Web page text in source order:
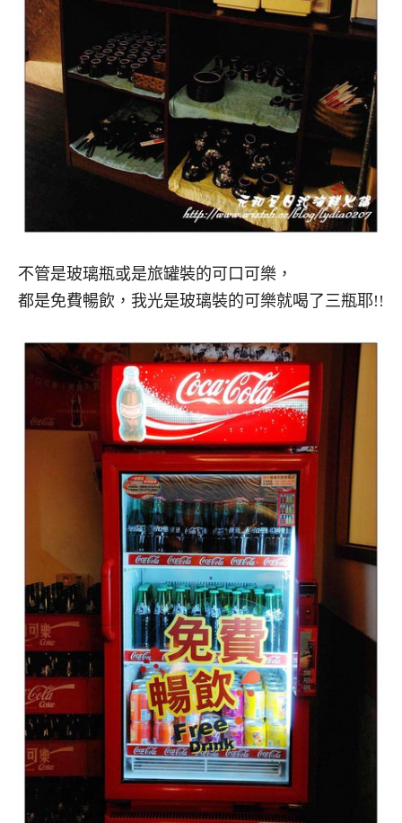
不管是玻璃瓶或是旅罐裝的可口可樂，
都是免費暢飲，我光是玻璃裝的可樂就喝了三瓶耶!!